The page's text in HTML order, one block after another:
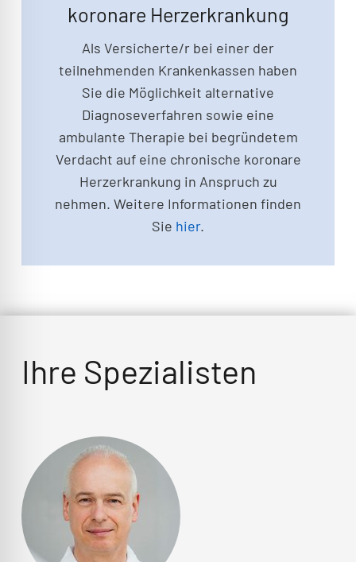
koronare Herzerkrankung
Als Versicherte/r bei einer der
teilnehmenden Krankenkassen haben
Sie die Möglichkeit alternative
Diagnoseverfahren sowie eine
ambulante Therapie bei begründetem
Verdacht auf eine chronische koronare
Herzerkrankung in Anspruch zu
nehmen. Weitere Informationen finden
Sie hier.
Ihre Spezialisten